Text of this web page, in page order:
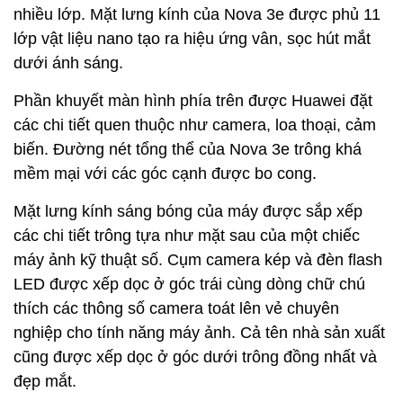
nhiều lớp. Mặt lưng kính của Nova 3e được phủ 11
lớp vật liệu nano tạo ra hiệu ứng vân, sọc hút mắt
dưới ánh sáng.
Phần khuyết màn hình phía trên được Huawei đặt
các chi tiết quen thuộc như camera, loa thoại, cảm
biến. Đường nét tổng thể của Nova 3e trông khá
mềm mại với các góc cạnh được bo cong.
Mặt lưng kính sáng bóng của máy được sắp xếp
các chi tiết trông tựa như mặt sau của một chiếc
máy ảnh kỹ thuật số. Cụm camera kép và đèn flash
LED được xếp dọc ở góc trái cùng dòng chữ chú
thích các thông số camera toát lên vẻ chuyên
nghiệp cho tính năng máy ảnh. Cả tên nhà sản xuất
cũng được xếp dọc ở góc dưới trông đồng nhất và
đẹp mắt.